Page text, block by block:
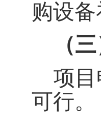
购设
（
项
可行。